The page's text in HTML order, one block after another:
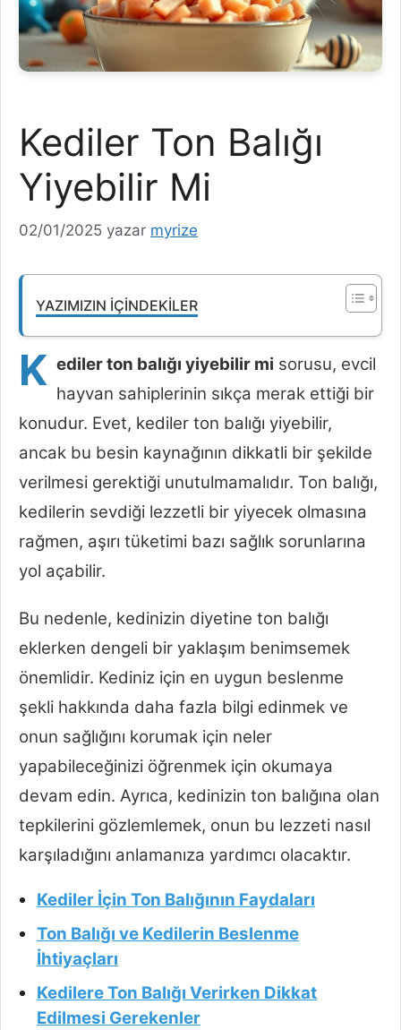
Kediler Ton Balığı
Yiyebilir Mi
02/01/2025 yazar myrize
YAZIMIZIN İÇINDEKILER
K ediler ton balığı yiyebilir mi sorusu, evcil
hayvan sahiplerinin sıkça merak ettiği bir
konudur. Evet, kediler ton balığı yiyebilir,
ancak bu besin kaynağının dikkatli bir şekilde
verilmesi gerektiği unutulmamalıdır. Ton balığı,
kedilerin sevdiği lezzetli bir yiyecek olmasına
rağmen, aşırı tüketimi bazı sağlık sorunlarına
yol açabilir.
Bu nedenle, kedinizin diyetine ton balığı
eklerken dengeli bir yaklaşım benimsemek
önemlidir. Kediniz için en uygun beslenme
şekli hakkında daha fazla bilgi edinmek ve
onun sağlığını korumak için neler
yapabileceğinizi öğrenmek için okumaya
devam edin. Ayrıca, kedinizin ton balığına olan
tepkilerini gözlemlemek, onun bu lezzeti nasıl
karşıladığını anlamanıza yardımcı olacaktır.
Kediler İçin Ton Balığının Faydaları
Ton Balığı ve Kedilerin Beslenme
İhtiyaçları
Kedilere Ton Balığı Verirken Dikkat
Edilmesi Gerekenler